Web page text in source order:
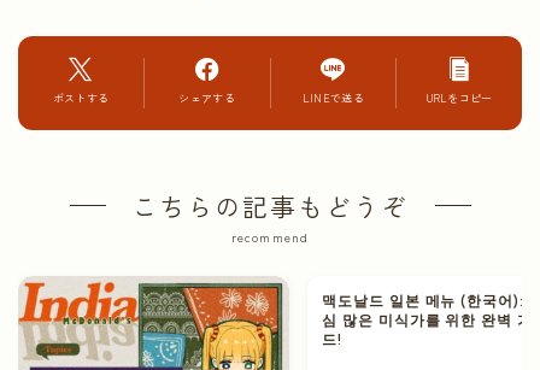
ポストする シェアする LINEで送る URLをコピー
こちらの記事もどうぞ
recommend
맥도날드 일본 메뉴 (한국어):
심 많은 미식가를 위한 완벽 가
드!